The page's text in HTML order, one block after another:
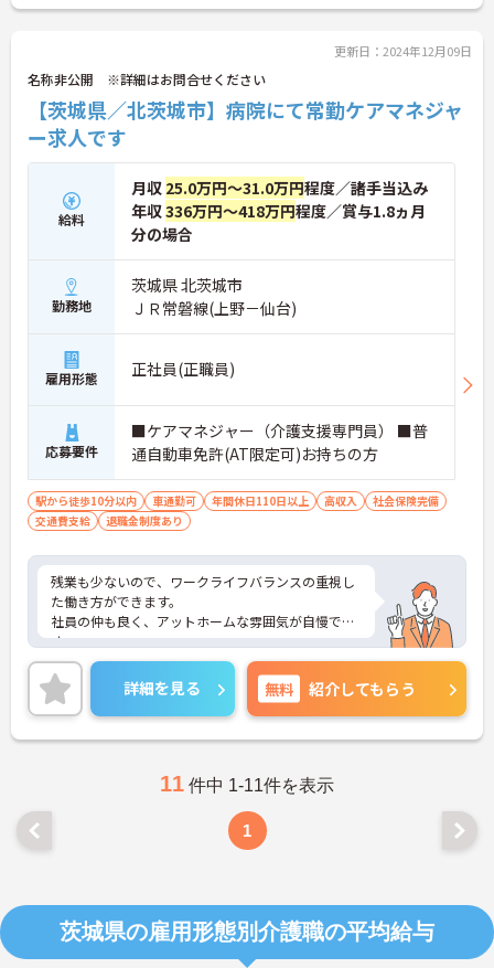
更新日：2024年12月09日
名称非公開 ※詳細はお問合せください
【茨城県／北茨城市】病院にて常勤ケアマネジャ
ー求人です
給料
月収 25.0万円～31.0万円程度／諸手当込み
年収336万円～418万円程度／賞与1.8ヵ月
分の場合
勤務地
茨城県 北茨城市
ＪＲ常磐線(上野－仙台)
雇用形態 正社員(正職員)
応募要件
■ケアマネジャー（介護支援専門員） ■普
通自動車免許(AT限定可)お持ちの方
駅から徒歩10分以内 車通勤可 年間休日110日以上 高収入
社会保険完備
交通費支給
退職金制度あり
残業も少ないので、ワークライフバランスの重視し
た働き方ができます。
社員の仲も良く、アットホームな雰囲気が自慢で
す。
ご興味ある方には、面接対策ポイントなど、詳細を
お話しいたしますのでお気軽にご相談ください。
詳細を見る 無料 紹介してもらう
11 件中 1-11件を表示
1
茨城県の雇用形態別介護職の平均給与